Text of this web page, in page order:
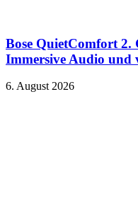
Bose QuietComfort 2.
Immersive Audio und
6. August 2026